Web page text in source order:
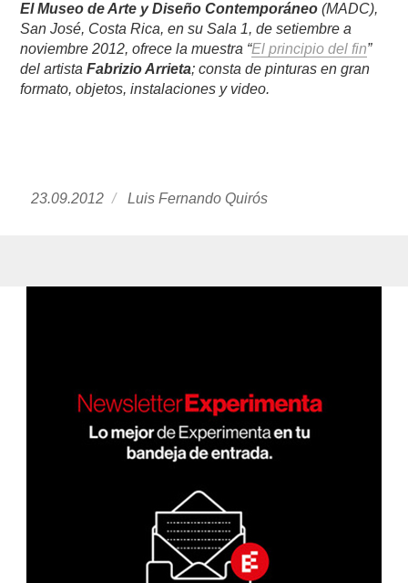
El Museo de Arte y Diseño Contemporáneo (MADC),
San José, Costa Rica, en su Sala 1, de setiembre a
noviembre 2012, ofrece la muestra “El principio del fin”
del artista Fabrizio Arrieta; consta de pinturas en gran
formato, objetos, instalaciones y video.
Publicado
23.09.2012
https://www.experimenta.es/author/luis-
Luis Fernando Quirós